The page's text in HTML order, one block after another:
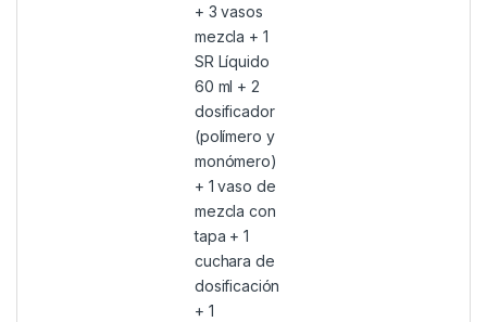
+ 3 vasos
mezcla + 1
SR Líquido
60 ml + 2
dosificador
(polímero y
monómero)
+ 1 vaso de
mezcla con
tapa + 1
cuchara de
dosificación
+ 1